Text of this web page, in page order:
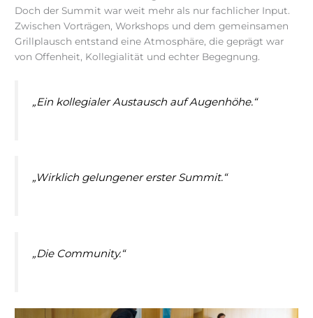
Doch der Summit war weit mehr als nur fachlicher Input.
Zwischen Vorträgen, Workshops und dem gemeinsamen
Grillplausch entstand eine Atmosphäre, die geprägt war
von Offenheit, Kollegialität und echter Begegnung.
„Ein kollegialer Austausch auf Augenhöhe.“
„Wirklich gelungener erster Summit.“
„Die Community.“